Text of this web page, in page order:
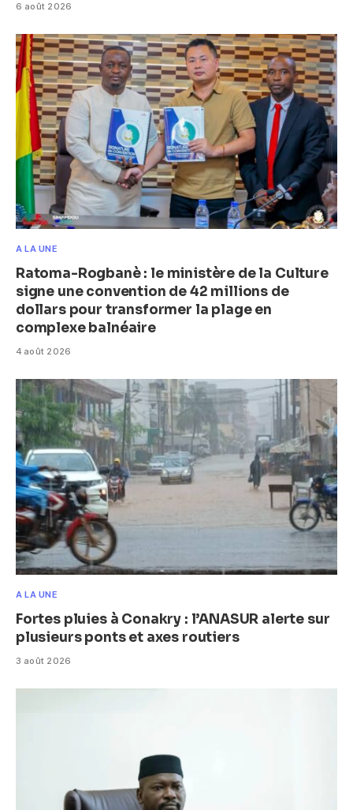
6 août 2026
A LA UNE
Ratoma-Rogbanè : le ministère de la Culture
signe une convention de 42 millions de
dollars pour transformer la plage en
complexe balnéaire
4 août 2026
A LA UNE
Fortes pluies à Conakry : l’ANASUR alerte sur
plusieurs ponts et axes routiers
3 août 2026